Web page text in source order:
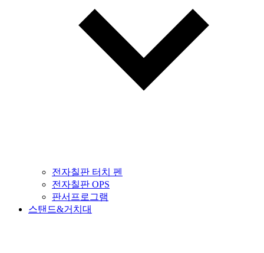
전자칠판 터치 펜
전자칠판 OPS
판서프로그램
스탠드&거치대